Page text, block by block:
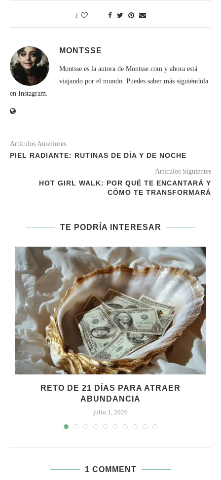
1
MONTSSE
Montsse es la autora de Montsse.com y ahora está
viajando por el mundo. Puedes saber más siguiéndola
en Instagram.
Artículos Anteriores
PIEL RADIANTE: RUTINAS DE DÍA Y DE NOCHE
Artículos Siguientes
HOT GIRL WALK: POR QUÉ TE ENCANTARÁ Y
CÓMO TE TRANSFORMARÁ
TE PODRÍA INTERESAR
RETO DE 21 DÍAS PARA ATRAER
ABUNDANCIA
julio 1, 2026
1 COMMENT